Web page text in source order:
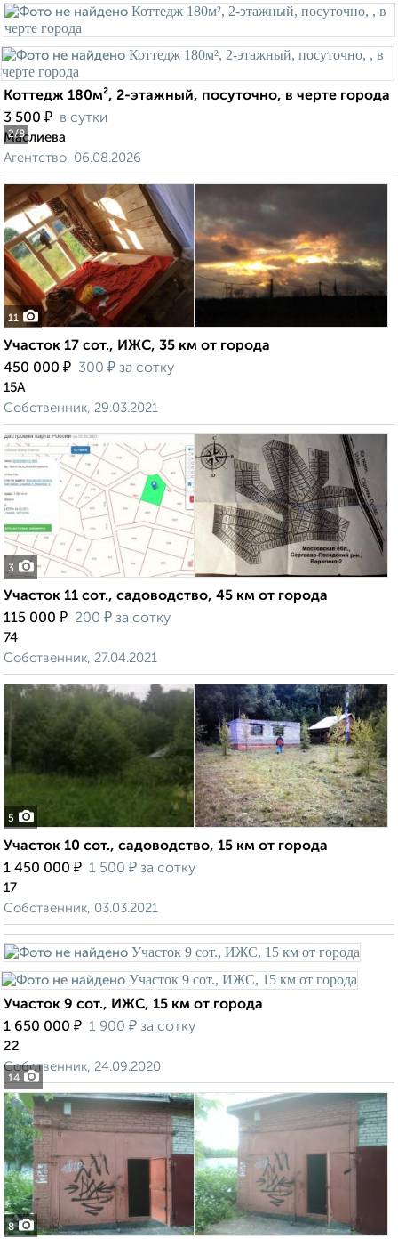
2/8
Коттедж 180м², 2-этажный, посуточно, в черте города
3 500 ₽ в сутки
Маслиева
Агентство, 06.08.2026
11
Участок 17 сот., ИЖС, 35 км от города
450 000 ₽ 300 ₽ за сотку
15А
Собственник, 29.03.2021
3
Участок 11 сот., садоводство, 45 км от города
115 000 ₽ 200 ₽ за сотку
74
Собственник, 27.04.2021
5
Участок 10 сот., садоводство, 15 км от города
1 450 000 ₽ 1 500 ₽ за сотку
17
Собственник, 03.03.2021
14
Участок 9 сот., ИЖС, 15 км от города
1 650 000 ₽ 1 900 ₽ за сотку
22
Собственник, 24.09.2020
8